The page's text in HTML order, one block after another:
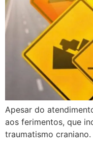
Apesar do
aos ferimentos, que
traumatismo craniano.